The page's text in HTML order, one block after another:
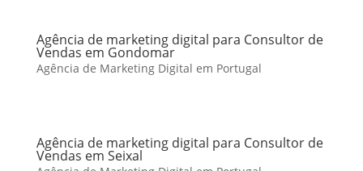
Agência de marketing digital para Consultor de
Vendas em Gondomar
Agência de Marketing Digital em Portugal
Agência de marketing digital para Consultor de
Vendas em Seixal